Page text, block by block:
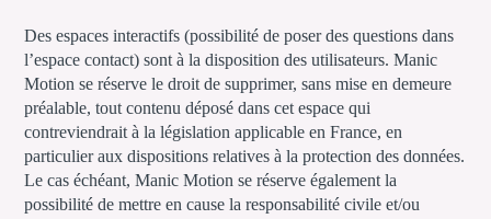
Des espaces interactifs (possibilité de poser des questions dans
l’espace contact) sont à la disposition des utilisateurs. Manic
Motion se réserve le droit de supprimer, sans mise en demeure
préalable, tout contenu déposé dans cet espace qui
contreviendrait à la législation applicable en France, en
particulier aux dispositions relatives à la protection des données.
Le cas échéant, Manic Motion se réserve également la
possibilité de mettre en cause la responsabilité civile et/ou